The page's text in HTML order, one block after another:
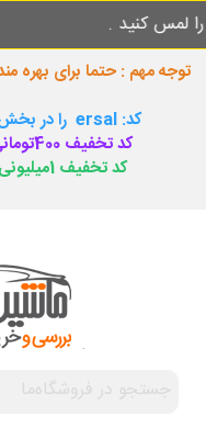
.
کد: ersal را در بخش " کدتخفیف دارید؟ " وارد کنید.
کد تخفیف 400تومانی خرید بالای 6میلیون: mrda
کد تخفیف 1میلیونی خرید بالای 15میلیون: dlsw